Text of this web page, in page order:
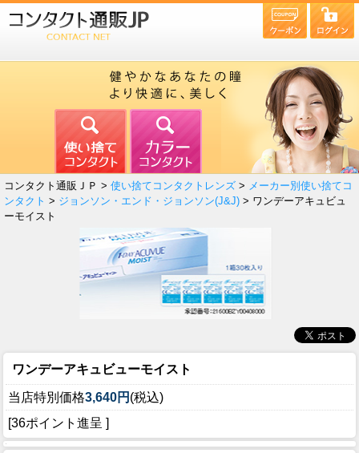
コンタクト通販ＪＰ > 使い捨てコンタクトレンズ > メーカー別使い捨てコ
ンタクト > ジョンソン・エンド・ジョンソン(J&J) > ワンデーアキュビュ
ーモイスト
ワンデーアキュビューモイスト
当店特別価格3,640円 (税込)
[36ポイント進呈 ]